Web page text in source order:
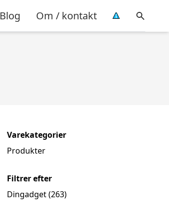
Blog Om / kontakt
Varekategorier
Produkter
Filtrer efter
Dingadget(263)